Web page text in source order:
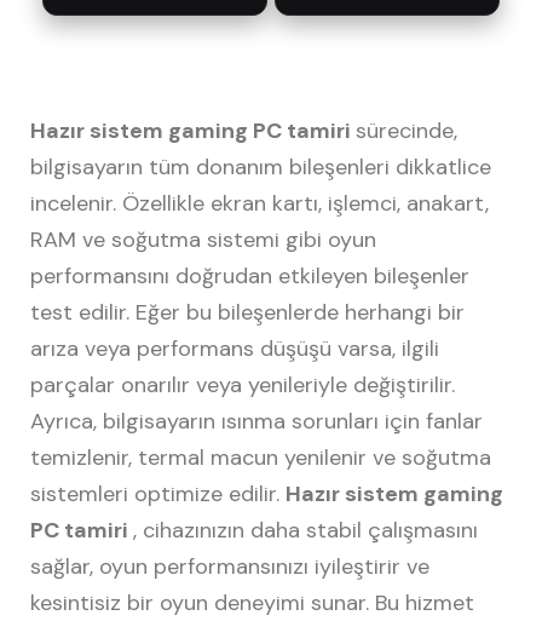
Hazır sistem gaming PC tamiri sürecinde,
bilgisayarın tüm donanım bileşenleri dikkatlice
incelenir. Özellikle ekran kartı, işlemci, anakart,
RAM ve soğutma sistemi gibi oyun
performansını doğrudan etkileyen bileşenler
test edilir. Eğer bu bileşenlerde herhangi bir
arıza veya performans düşüşü varsa, ilgili
parçalar onarılır veya yenileriyle değiştirilir.
Ayrıca, bilgisayarın ısınma sorunları için fanlar
temizlenir, termal macun yenilenir ve soğutma
sistemleri optimize edilir. Hazır sistem gaming
PC tamiri , cihazınızın daha stabil çalışmasını
sağlar, oyun performansınızı iyileştirir ve
kesintisiz bir oyun deneyimi sunar. Bu hizmet